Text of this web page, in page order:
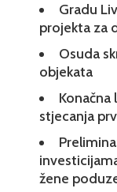
Gradu
projekta za
Osuda
objekata
Konačna
stjecanja
žene